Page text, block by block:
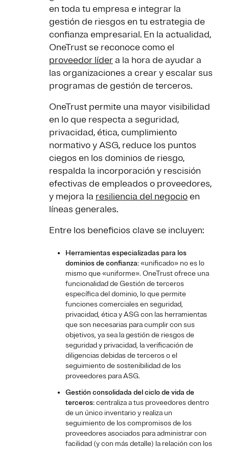
en toda tu empresa e integrar la
gestión de riesgos en tu estrategia de
confianza empresarial. En la actualidad,
OneTrust se reconoce como el
proveedor lídera la hora de ayudar a
las organizaciones a crear y escalar sus
programas de gestión de terceros.
OneTrust permite una mayor visibilidad
en lo que respecta a seguridad,
privacidad, ética, cumplimiento
normativo y ASG, reduce los puntos
ciegos en los dominios de riesgo,
respalda la incorporación y rescisión
efectivas de empleados o proveedores,
y mejora la resiliencia del negocioen
líneas generales.
Entre los beneficios clave se incluyen:
Herramientas especializadas para los
dominios de confianza:«unificado» no es lo
mismo que «uniforme». OneTrust ofrece una
funcionalidad de Gestión de terceros
específica del dominio, lo que permite
funciones comerciales en seguridad,
privacidad, ética y ASG con las herramientas
que son necesarias para cumplir con sus
objetivos, ya sea la gestión de riesgos de
seguridad y privacidad, la verificación de
diligencias debidas de terceros o el
seguimiento de sostenibilidad de los
proveedores para ASG.
Gestión consolidada del ciclo de vida de
terceros:centraliza a tus proveedores dentro
de un único inventario y realiza un
seguimiento de los compromisos de los
proveedores asociados para administrar con
facilidad (y con más detalle) la relación con los